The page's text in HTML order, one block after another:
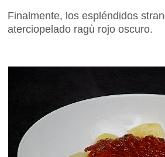
Finalmente, los espléndidos
aterciopelado ragù rojo oscuro.